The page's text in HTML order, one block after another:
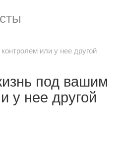
или у нее другой
под вашим
у нее другой